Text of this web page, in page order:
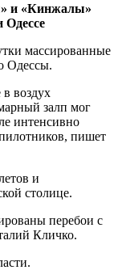
и «Кинжалы»
массированные
Одессы.
воздух
залп мог
интенсивно
пишет
и
столице.
перебои с
Кличко.